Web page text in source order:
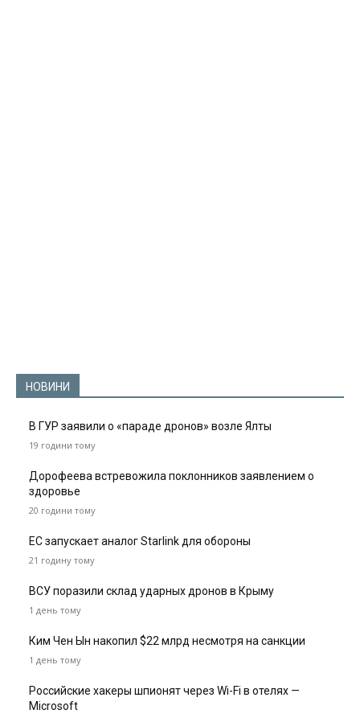
НОВИНИ
В ГУР заявили о «параде дронов» возле Ялты
19 години тому
Дорофеева встревожила поклонников заявлением о
здоровье
20 години тому
ЕС запускает аналог Starlink для обороны
21 годину тому
ВСУ поразили склад ударных дронов в Крыму
1 день тому
Ким Чен Ын накопил $22 млрд несмотря на санкции
1 день тому
Российские хакеры шпионят через Wi-Fi в отелях —
Microsoft